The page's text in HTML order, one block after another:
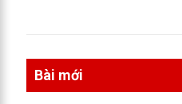
Bài mới